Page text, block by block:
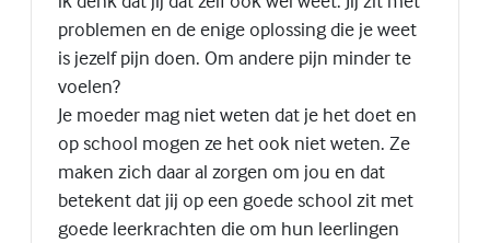
problemen en de enige oplossing die je weet
is jezelf pijn doen. Om andere pijn minder te
voelen?
Je moeder mag niet weten dat je het doet en
op school mogen ze het ook niet weten. Ze
maken zich daar al zorgen om jou en dat
betekent dat jij op een goede school zit met
goede leerkrachten die om hun leerlingen